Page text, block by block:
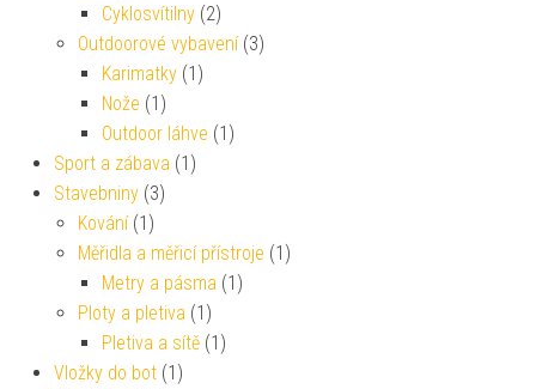
Cyklosvítilny (2)
Outdoorové vybavení (3)
Karimatky (1)
Nože (1)
Outdoor láhve (1)
Sport a zábava (1)
Stavebniny (3)
Kování (1)
Měřidla a měřicí přístroje (1)
Metry a pásma (1)
Ploty a pletiva (1)
Pletiva a sítě (1)
Vložky do bot (1)